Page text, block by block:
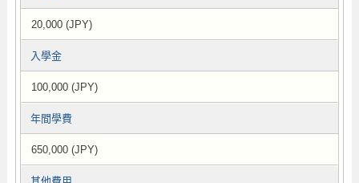
20,000 (JPY)
入學金
100,000 (JPY)
年間學費
650,000 (JPY)